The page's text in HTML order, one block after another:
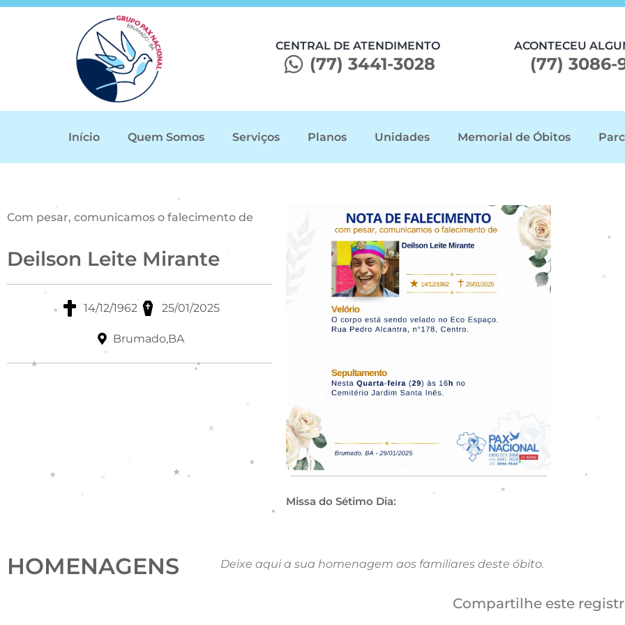
CENTRAL DE ATENDIMENTO
(77) 3441-3028
ACONTECEU
(77) 3086-
Início Quem Somos Serviços Planos Unidades Memorial de Óbitos
Com pesar, comunicamos o falecimento de
Deilson Leite Mirante
14/12/1962 25/01/2025
Brumado,BA
Missa do Sétimo Dia:
HOMENAGENS Deixe aqui a sua homenagem aos familiares deste óbito.
Compartilhe este